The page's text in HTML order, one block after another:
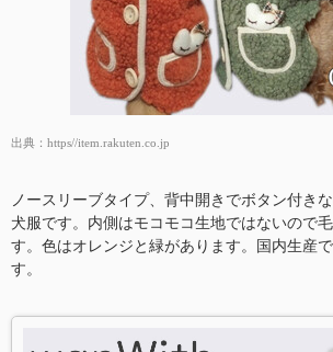
出典： https//item.rakuten.co.jp
ノースリーブタイプ、背中開きでボタン付き
犬服です。内側はモコモコ生地ではないので
す。色はオレンジと緑があります。国内生産
す。